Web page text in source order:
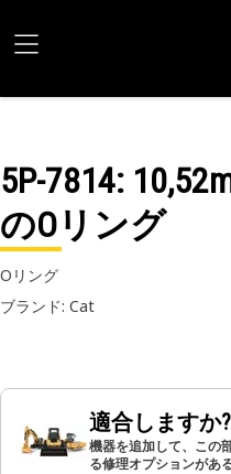
5P-7814:
のOリング
Oリング
ブランド: Cat
適合しますか?
機器を追加して、この
る修理オプションがあ